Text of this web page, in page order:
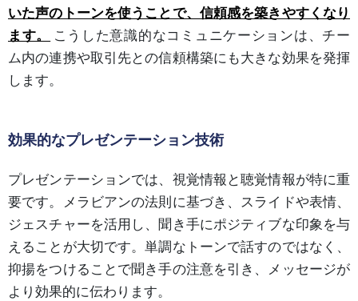
いた声のトーンを使うことで、信頼感を築きやすくなり
ます。
こうした意識的なコミュニケーションは、チー
ム内の連携や取引先との信頼構築にも大きな効果を発揮
します。
効果的なプレゼンテーション技術
プレゼンテーションでは、視覚情報と聴覚情報が特に重
要です。メラビアンの法則に基づき、スライドや表情、
ジェスチャーを活用し、聞き手にポジティブな印象を与
えることが大切です。単調なトーンで話すのではなく、
抑揚をつけることで聞き手の注意を引き、メッセージが
より効果的に伝わります。